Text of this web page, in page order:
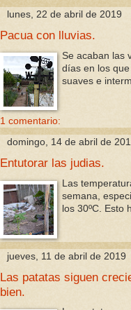
lunes, 22 de abril de 2019
Pacua con lluvias.
Se acaban las
días en los
suaves e
1 comentario:
domingo, 14 de abril de
Entutorar las judias.
Las
semana,
los 30ºC. Esto
jueves, 11 de abril de 2019
Las patatas siguen
bien.